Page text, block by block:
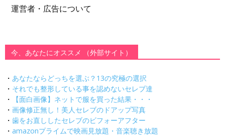
運営者・広告について
今、あなたにオススメ （外部サイト）
・ あなたならどっちを選ぶ？13の究極の選択
・ それでも整形している事を認めないセレブ達
・
【面白画像】ネットで服を買った結果・・・
・ 画像修正無し！美人セレブのドアップ写真
・ 歯をお直ししたセレブのビフォーアフター
・ amazonプライムで映画見放題・音楽聴き放題